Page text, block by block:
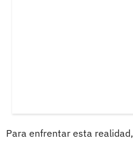
Para enfrentar esta realidad,